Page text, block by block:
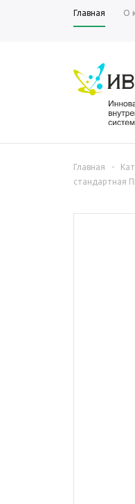
Главная О
Главная -
стандартная